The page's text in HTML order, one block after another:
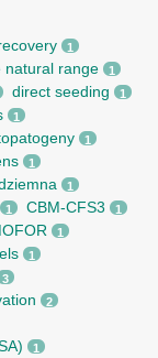
1
natural range 1
direct seeding 1
1
1
1
1
1 CBM-CFS3 1
1
1
3
2
1